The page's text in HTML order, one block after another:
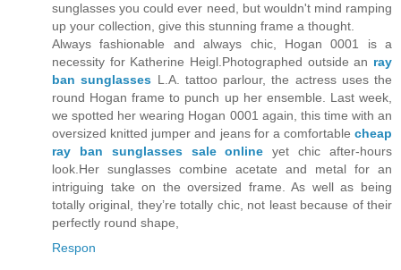
sunglasses you could ever need, but wouldn't mind ramping
up your collection, give this stunning frame a thought.
Always fashionable and always chic, Hogan 0001 is a
necessity for Katherine Heigl.Photographed outside an ray
ban sunglasses L.A. tattoo parlour, the actress uses the
round Hogan frame to punch up her ensemble. Last week,
we spotted her wearing Hogan 0001 again, this time with an
oversized knitted jumper and jeans for a comfortable cheap
ray ban sunglasses sale online yet chic after-hours
look.Her sunglasses combine acetate and metal for an
intriguing take on the oversized frame. As well as being
totally original, they’re totally chic, not least because of their
perfectly round shape,
Respon